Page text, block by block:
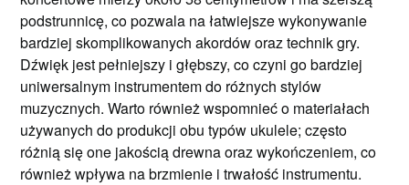
podstrunnicę, co pozwala na łatwiejsze wykonywanie
bardziej skomplikowanych akordów oraz technik gry.
Dźwięk jest pełniejszy i głębszy, co czyni go bardziej
uniwersalnym instrumentem do różnych stylów
muzycznych. Warto również wspomnieć o materiałach
używanych do produkcji obu typów ukulele; często
różnią się one jakością drewna oraz wykończeniem, co
również wpływa na brzmienie i trwałość instrumentu.